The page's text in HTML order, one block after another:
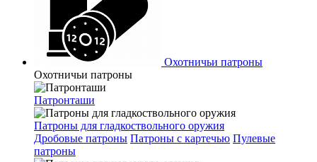
Охотничьи патроны
Охотничьи патроны
Патронташи
Патроны для гладкоствольного оружия
Дробовые патроны Патроны с картечью Пулевые
патроны